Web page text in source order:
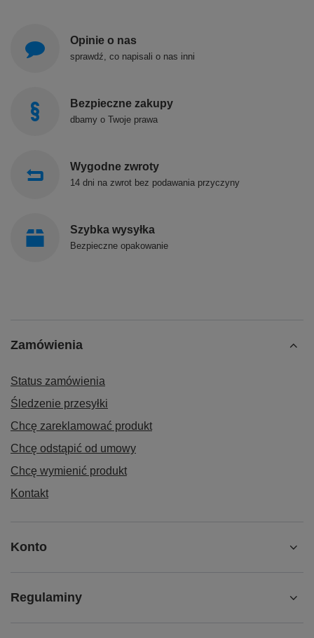
Opinie o nas
sprawdź, co napisali o nas inni
Bezpieczne zakupy
dbamy o Twoje prawa
Wygodne zwroty
14 dni na zwrot bez podawania przyczyny
Szybka wysyłka
Bezpieczne opakowanie
Zamówienia
Status zamówienia
Śledzenie przesyłki
Chcę zareklamować produkt
Chcę odstąpić od umowy
Chcę wymienić produkt
Kontakt
Konto
Regulaminy